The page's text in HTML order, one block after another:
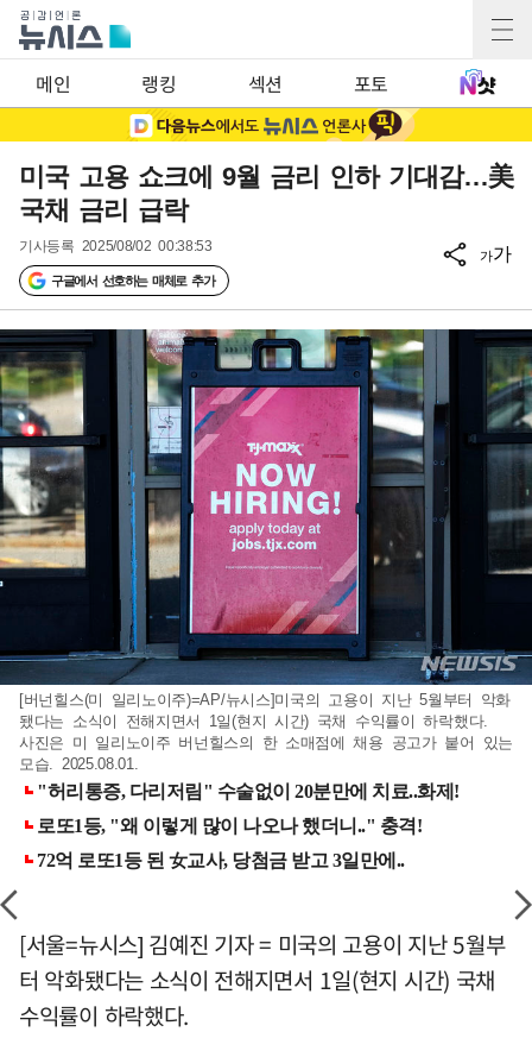
메인 랭킹 섹션 포토
미국 고용 쇼크에 9월 금리 인하 기대감…美
국채 금리 급락
기사등록 2025/08/02 00:38:53
구글에서 선호하는 매체로 추가
가가
[버넌힐스(미 일리노이주)=AP/뉴시스]미국의 고용이 지난 5월부터 악화
됐다는 소식이 전해지면서 1일(현지 시간) 국채 수익률이 하락했다.
사진은 미 일리노이주 버넌힐스의 한 소매점에 채용 공고가 붙어 있는
모습. 2025.08.01.
[서울=뉴시스] 김예진 기자 = 미국의 고용이 지난 5월부
터 악화됐다는 소식이 전해지면서 1일(현지 시간) 국채
수익률이 하락했다.